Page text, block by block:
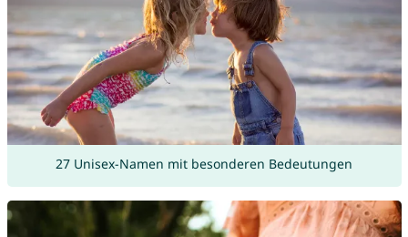
27 Unisex-Namen mit besonderen Bedeutungen